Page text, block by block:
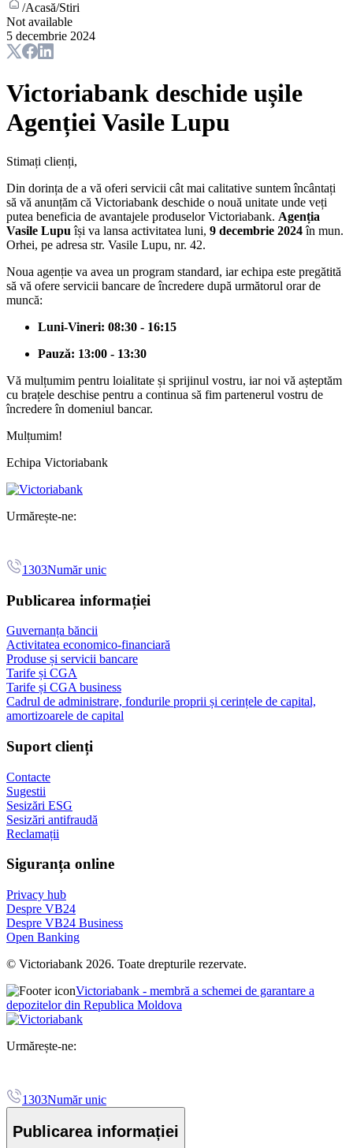
/Acasă/Stiri
Not available
5 decembrie 2024
Victoriabank deschide ușile
Agenției Vasile Lupu
Stimați clienți,
Din dorința de a vă oferi servicii cât mai calitative suntem încântați
să vă anunțăm că Victoriabank deschide o nouă unitate unde veți
putea beneficia de avantajele produselor Victoriabank. Agenția
Vasile Lupu își va lansa activitatea luni, 9 decembrie 2024în mun.
Orhei, pe adresa str. Vasile Lupu, nr. 42.
Noua agenție va avea un program standard, iar echipa este pregătită
să vă ofere servicii bancare de încredere după următorul orar de
muncă:
Luni-Vineri: 08:30 - 16:15
Pauză: 13:00 - 13:30
Vă mulțumim pentru loialitate și sprijinul vostru, iar noi vă așteptăm
cu brațele deschise pentru a continua să fim partenerul vostru de
încredere în domeniul bancar.
Mulțumim!
Echipa Victoriabank
Urmărește-ne:
1303Număr unic
Publicarea informației
Guvernanța băncii
Activitatea economico-financiară
Produse și servicii bancare
Tarife și CGA
Tarife și CGA business
Cadrul de administrare, fondurile proprii și cerințele de capital,
amortizoarele de capital
Suport clienți
Contacte
Sugestii
Sesizări ESG
Sesizări antifraudă
Reclamații
Siguranța online
Privacy hub
Despre VB24
Despre VB24 Business
Open Banking
© Victoriabank 2026. Toate drepturile rezervate.
Victoriabank - membră a schemei de garantare a
depozitelor din Republica Moldova
Urmărește-ne:
1303Număr unic
Publicarea informației